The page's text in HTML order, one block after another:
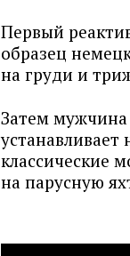
Первый
образец
на груди и
Затем
классические
на парусную